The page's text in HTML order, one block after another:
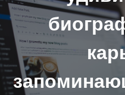
и
м
о
м
у
а
м
е
н
ю